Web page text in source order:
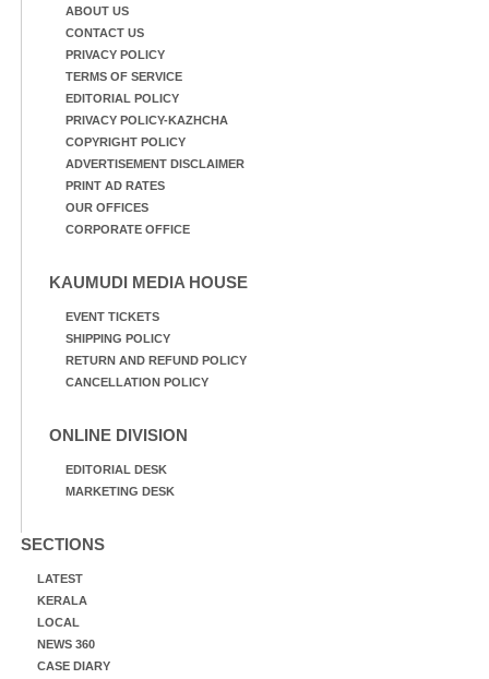
ABOUT US
CONTACT US
PRIVACY POLICY
TERMS OF SERVICE
EDITORIAL POLICY
PRIVACY POLICY-KAZHCHA
COPYRIGHT POLICY
ADVERTISEMENT DISCLAIMER
PRINT AD RATES
OUR OFFICES
CORPORATE OFFICE
KAUMUDI MEDIA HOUSE
EVENT TICKETS
SHIPPING POLICY
RETURN AND REFUND POLICY
CANCELLATION POLICY
ONLINE DIVISION
EDITORIAL DESK
MARKETING DESK
SECTIONS
LATEST
KERALA
LOCAL
NEWS 360
CASE DIARY